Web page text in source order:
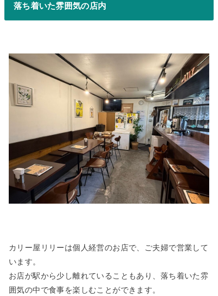
落ち着いた雰囲気の店内
カリー屋リリーは個人経営のお店で、ご夫婦で営業して
います。
お店が駅から少し離れていることもあり、落ち着いた雰
囲気の中で食事を楽しむことができます。